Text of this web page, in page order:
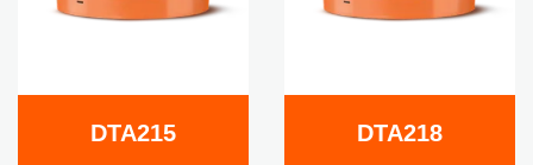
DTA215 DTA218